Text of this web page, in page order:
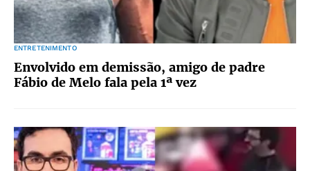
ENTRETENIMENTO
Envolvido em demissão, amigo de padre
Fábio de Melo fala pela 1ª vez